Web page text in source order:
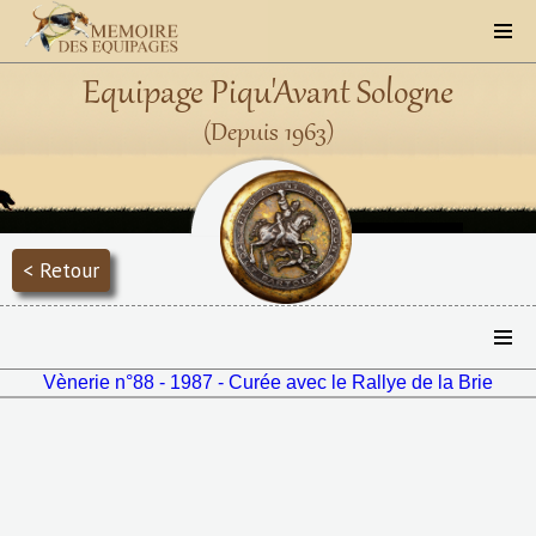
Equipage Piqu'Avant Sologne
(Depuis 1963)
< Retour
Vènerie n°88 - 1987 - Curée avec le Rallye de la Brie